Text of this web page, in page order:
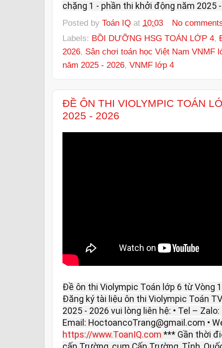
chặng 1 - phần thi khởi động năm 2025
Posted by Toán IQ at 10:03
No
Labels: BỒI DƯỠNG HSG TOÁN LỚP 4,
2026, Sân chơi toán học Việt Nam VNMF
năm 2025 - 2026, VNMF lớp 4
ĐỀ ÔN THI VIOLYMPIC TOÁN
2025 - 2026
Đề ôn thi Violympic Toán lớp 6 từ Vòng
Đăng ký tài liệu ôn thi Violympic Toán
2025 - 2026 vui lòng liên hệ: • Tel –
Email: HoctoancoTrang@gmail.com •
https://www.ToanIQ.com *** Gần thời